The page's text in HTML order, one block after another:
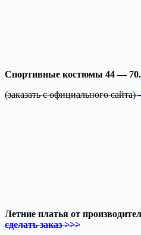
Спортивные костюмы 44 — 70.
(заказать с официального сайта)
Летние платья от
сделать заказ >>>